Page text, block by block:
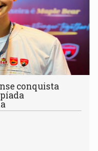
conquista